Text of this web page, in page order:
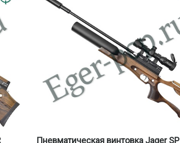
Пневматическая винтовка Jager SP